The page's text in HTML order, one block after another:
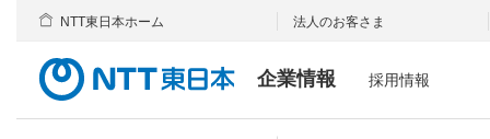
企業情報
NTT東日本ホーム 法人のお客さま
採用情報